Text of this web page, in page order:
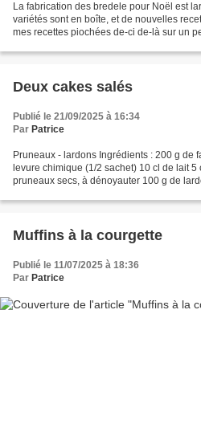
La fabrication des bredele pour Noël est
variétés sont en boîte, et de nouvelles
mes recettes piochées de-ci de-là sur un
Deux cakes salés
Publié le 21/09/2025 à 16:34
Par Patrice
Pruneaux - lardons Ingrédients : 200 g de
levure chimique (1/2 sachet) 10 cl de lait 5
pruneaux secs, à dénoyauter 100 g de
Muffins à la courgette
Publié le 11/07/2025 à 18:36
Par Patrice